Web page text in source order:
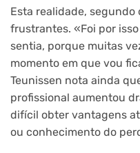
Esta realidade,
frustrantes. «Foi por
sentia, porque muitas
momento em que vou
Teunissen nota ainda
profissional aumentou
difícil obter vantagens
ou conhecimento do